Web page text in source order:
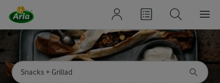
Sök på kategori eller ingrediens